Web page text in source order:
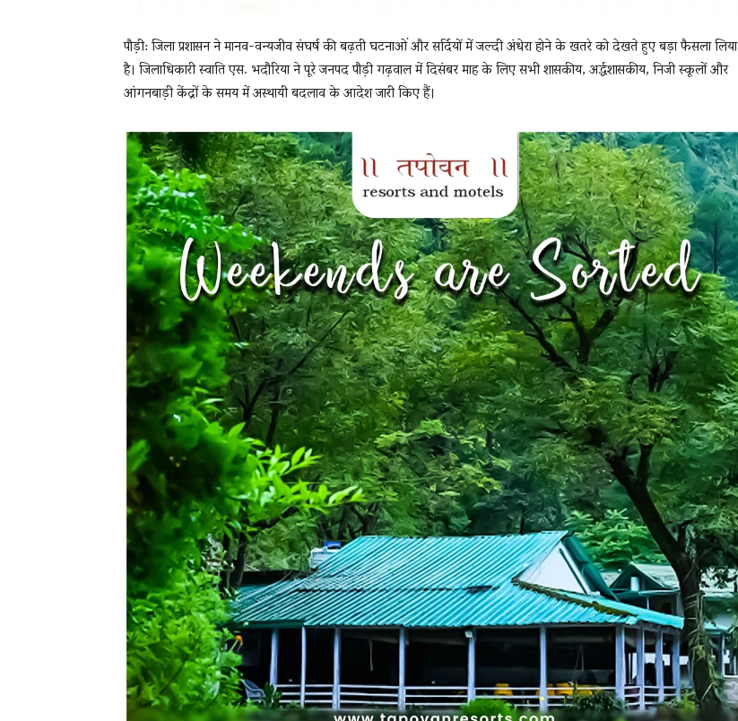
पौड़ी: जिला प्रशासन ने मानव-वन्यजीव संघर्ष की बढ़ती घटनाओं और सर्दियों में जल्दी अंधेरा होने के खतरे को देखते हुए बड़ा फैसला लिया
है। जिलाधिकारी स्वाति एस. भदौरिया ने पूरे जनपद पौड़ी गढ़वाल में दिसंबर माह के लिए सभी शासकीय, अर्द्धशासकीय, निजी स्कूलों और
आंगनबाड़ी केंद्रों के समय में अस्थायी बदलाव के आदेश जारी किए हैं।